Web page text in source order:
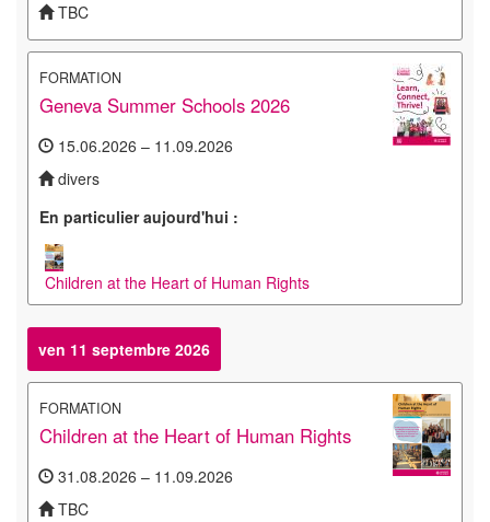
TBC
FORMATION
Geneva Summer Schools 2026
15.06.2026 – 11.09.2026
divers
En particulier aujourd'hui :
Children at the Heart of Human Rights
ven 11 septembre 2026
FORMATION
Children at the Heart of Human Rights
31.08.2026 – 11.09.2026
TBC